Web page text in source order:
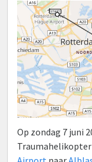
Op zondag 7 juni